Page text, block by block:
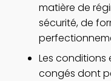
matière de
sécurité, de
Les
congés dont